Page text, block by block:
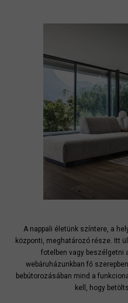
A nappali életünk színtere, a
központi, meghatározó része. Itt
fotelben vagy beszélgetni
webáruházunkban fő
bebútorozásában mind a
kell, hogy